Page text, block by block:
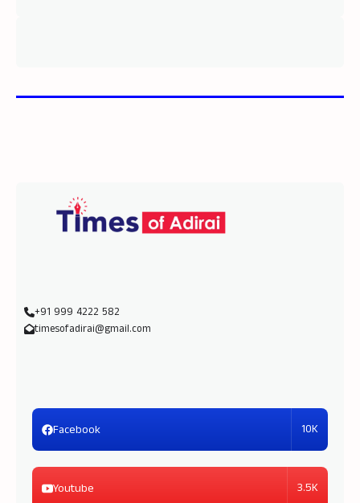
+91 999 4222 582
timesofadirai@gmail.com
Facebook 10K
Youtube 3.5K